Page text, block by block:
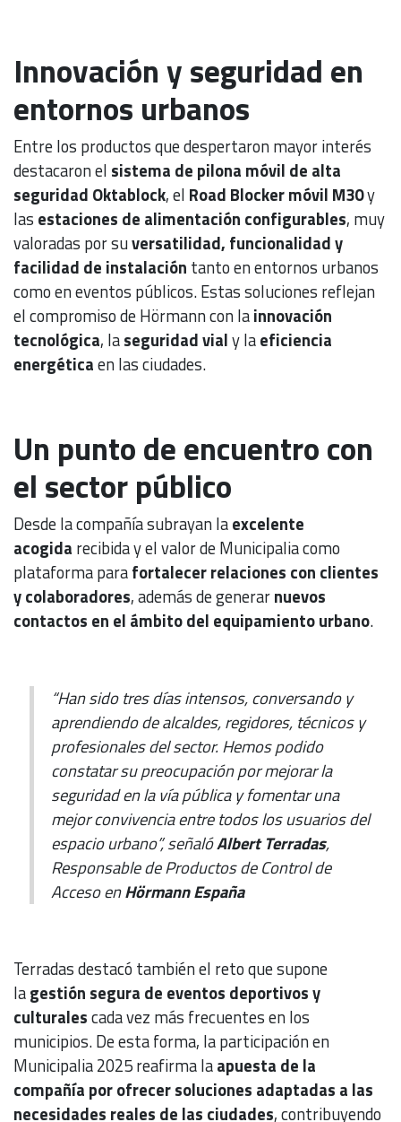
Innovación y seguridad en
entornos urbanos
Entre los productos que despertaron mayor interés
destacaron el sistema de pilona móvil de alta
seguridad Oktablock, el Road Blocker móvil M30y
las estaciones de alimentación configurables, muy
valoradas por suversatilidad, funcionalidad y
facilidad de instalación tanto en entornos urbanos
como en eventos públicos. Estas soluciones reflejan
el compromiso de Hörmann con lainnovación
tecnológica, laseguridad vialy laeficiencia
energéticaen las ciudades.
Un punto de encuentro con
el sector público
Desde la compañía subrayan laexcelente
acogida recibida y el valor de Municipalia como
plataforma parafortalecer relaciones con clientes
y colaboradores, además de generarnuevos
contactos en el ámbito del equipamiento urbano.
“Han sido tres días intensos, conversando y
aprendiendo de alcaldes, regidores, técnicos y
profesionales del sector. Hemos podido
constatar su preocupación por mejorar la
seguridad en la vía pública y fomentar una
mejor convivencia entre todos los usuarios del
espacio urbano”, señalóAlbert Terradas,
Responsable de Productos de Control de
Acceso enHörmann España
Terradas destacó también el reto que supone
lagestión segura de eventos deportivos y
culturalescada vez más frecuentes en los
municipios. De esta forma, la participación en
Municipalia 2025 reafirma laapuesta de la
compañía por ofrecer soluciones adaptadas a las
necesidades reales de las ciudades, contribuyendo